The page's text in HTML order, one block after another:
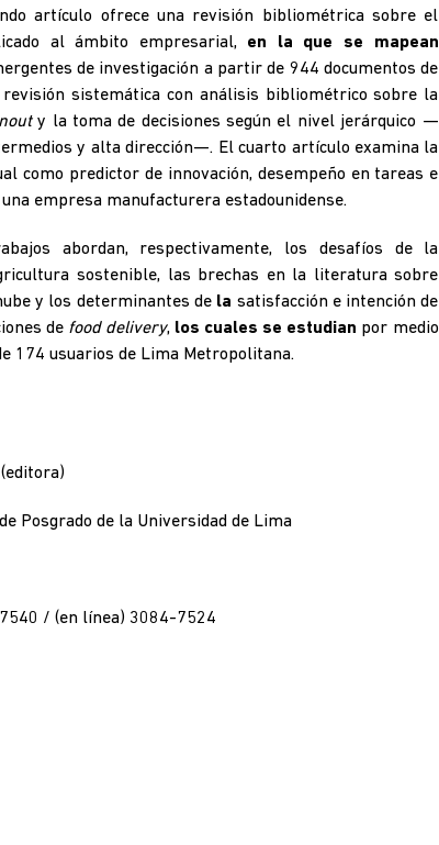
artículo ofrece una revisión bibliométrica sobre el
al ámbito empresarial, en la que se mapean
de investigación a partir de 944 documentos de
revisión sistemática con análisis bibliométrico sobre la
y la toma de decisiones según el nivel jerárquico —
y alta dirección—. El cuarto artículo examina la
como predictor de innovación, desempeño en tareas e
empresa manufacturera estadounidense.
abordan, respectivamente, los desafíos de la
sostenible, las brechas en la literatura sobre
y los determinantes de la satisfacción e intención de
de food delivery, los cuales se estudian por medio
174 usuarios de Lima Metropolitana.
Posgrado de la Universidad de Lima
/ (en línea) 3084-7524